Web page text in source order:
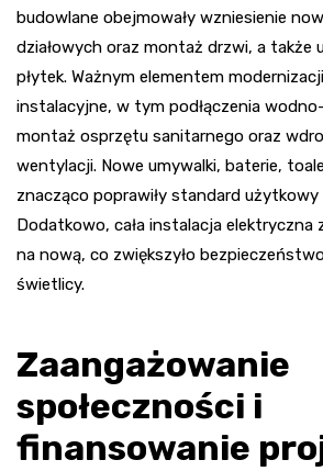
budowlane obejmowały wzniesienie
działowych oraz montaż drzwi, a także
płytek. Ważnym elementem
instalacyjne, w tym podłączenia
montaż osprzętu sanitarnego oraz
wentylacji. Nowe umywalki, baterie,
znacząco poprawiły standard użytkowy
Dodatkowo, cała instalacja elektryczna
na nową, co zwiększyło
świetlicy.
Zaangażowanie
społeczności i
finansowanie